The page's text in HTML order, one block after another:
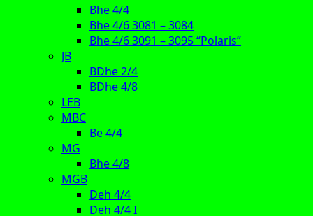
Bhe 4/4
Bhe 4/6 3081 – 3084
Bhe 4/6 3091 – 3095 “Polaris”
JB
BDhe 2/4
BDhe 4/8
LEB
MBC
Be 4/4
MG
Bhe 4/8
MGB
Deh 4/4
Deh 4/4 I